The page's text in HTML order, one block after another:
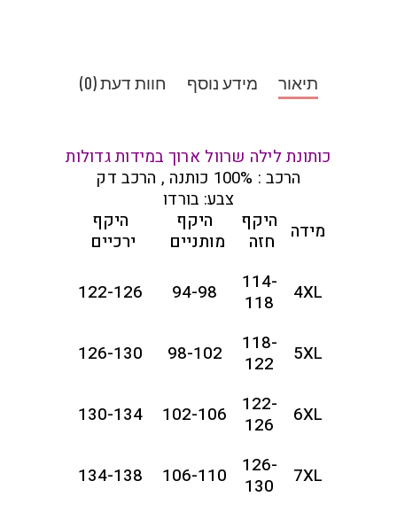
תיאור מידע נוסף חוות דעת (0)
כותונת לילה שרוול ארוך במידות גדולות
הרכב : 100% כותנה , הרכב דק
צבע: בורדו
מידה
היקף
חזה
היקף
מותניים
היקף
ירכיים
4XL
114-
118
94-98
122-126
5XL
118-
122
98-102
126-130
6XL
122-
126
102-106
130-134
7XL
126-
130
106-110
134-138